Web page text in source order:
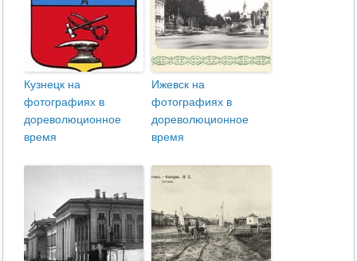
Кузнецк на
фотографиях в
дореволюционное
время
Ижевск на
фотографиях в
дореволюционное
время